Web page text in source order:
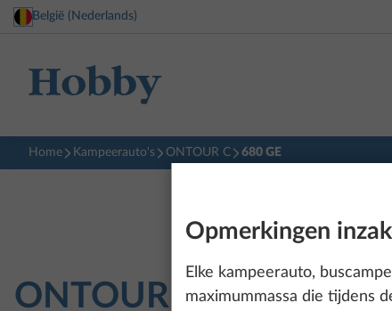
België (Nederlands)
Home Kampeerauto's ONTOUR C 680 GE
ONTOUR C680 GE
Opmerkingen
Elke kampeerauto,
maximummassa die tijdens